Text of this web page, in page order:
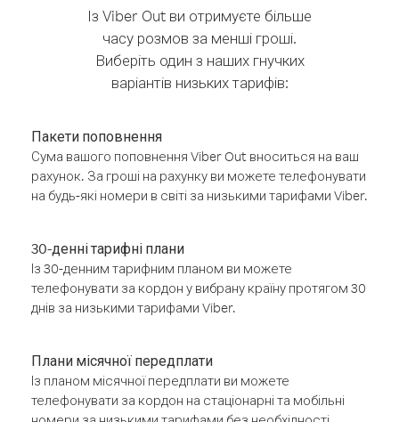
Із Viber Out ви отримуєте більше
часу розмов за менші гроші.
Виберіть один з наших гнучких
варіантів низьких тарифів:
Пакети поповнення
Сума вашого поповнення Viber Out вноситься на ваш
рахунок. За гроші на рахунку ви можете телефонувати
на будь-які номери в світі за низькими тарифами Viber.
30-денні тарифні плани
Із 30-денним тарифним планом ви можете
телефонувати за кордон у вибрану країну протягом 30
днів за низькими тарифами Viber.
Плани місячної передплати
Із планом місячної передплати ви можете
телефонувати за кордон на стаціонарні та мобільні